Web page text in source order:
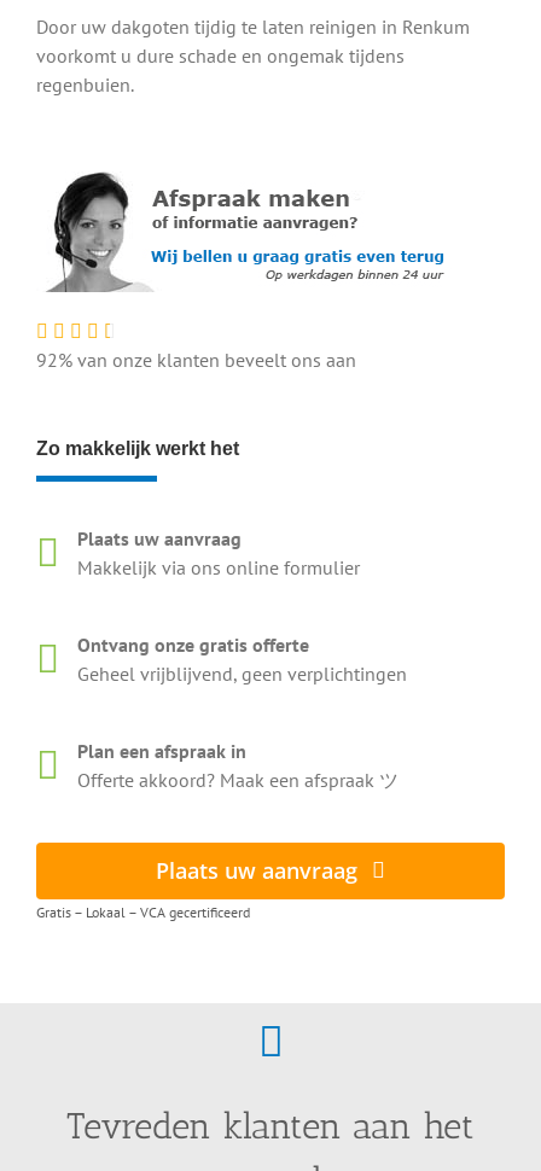
Door uw dakgoten tijdig te laten reinigen in Renkum
voorkomt u dure schade en ongemak tijdens
regenbuien.
92% van onze klanten beveelt ons aan
Zo makkelijk werkt het
Plaats uw aanvraag
Makkelijk via ons online formulier
Ontvang onze gratis offerte
Geheel vrijblijvend, geen verplichtingen
Plan een afspraak in
Offerte akkoord? Maak een afspraak ツ
Plaats uw aanvraag
Gratis – Lokaal – VCA gecertificeerd
Tevreden klanten aan het